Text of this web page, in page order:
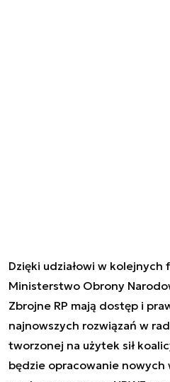
Dzięki udziałowi w kolejnych
Ministerstwo Obrony
Zbrojne RP mają dostęp i
najnowszych rozwiązań w
tworzonej na użytek sił
będzie opracowanie nowych